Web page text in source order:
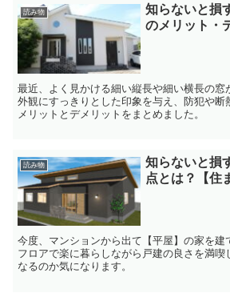
読み物
知らないと損
のメリット・
最近、よく見かける細い縦長や細い横長の窓
外観にすっきりとした印象を与え、防犯や断
メリットとデメリットをまとめました。
読み物
知らないと損
点とは？【住
今度、マンションから出て【平屋】の家を建
フロアで楽に暮らしながら戸建の良さを満喫
なるのか気になります。